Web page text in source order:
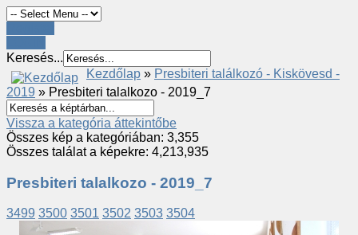
Keresés...
Kezdőlap » Presbiteri találkozó - Kiskövesd -
2019 » Presbiteri talalkozo - 2019_7
Vissza a kategória áttekintőbe
Összes kép a kategóriában: 3,355
Összes találat a képekre: 4,213,935
Presbiteri talalkozo - 2019_7
3499 3500 3501 3502 3503 3504